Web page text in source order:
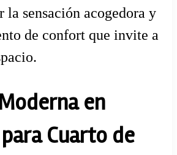
la sensación acogedora y
de confort que invite a
en
Cuarto de